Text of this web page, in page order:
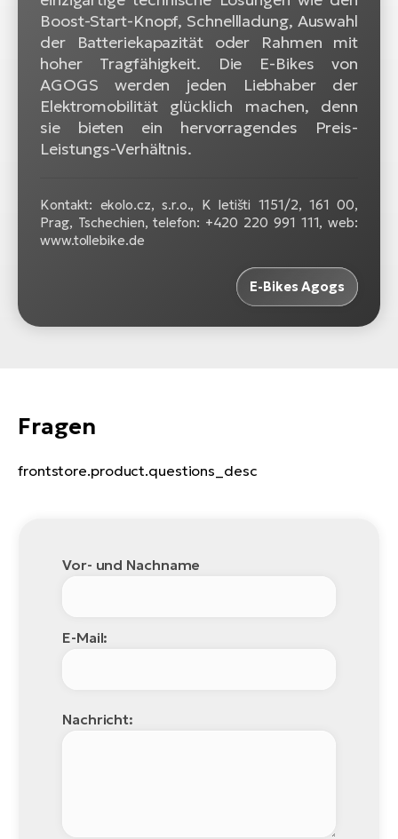
Boost-Start-Knopf, Schnellladung, Auswahl
der Batteriekapazität oder Rahmen mit
hoher Tragfähigkeit. Die E-Bikes von
AGOGS werden jeden Liebhaber der
Elektromobilität glücklich machen, denn
sie bieten ein hervorragendes Preis-
Leistungs-Verhältnis.
Kontakt: ekolo.cz, s.r.o., K letišti 1151/2, 161 00,
Prag, Tschechien, telefon: +420 220 991 111, web:
www.tollebike.de
E-Bikes Agogs
Fragen
frontstore.product.questions_desc
Vor- und Nachname
E-Mail:
Nachricht: